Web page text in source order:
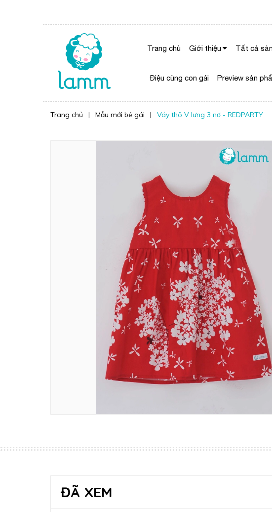
Trang chủ Giới thiệu Tất cả
Điệu cùng con gái Preview sản
Trang chủ | Mẫu mới bé gái | Váy thô V lưng 3 nơ - REDPARTY
ĐÃ XEM